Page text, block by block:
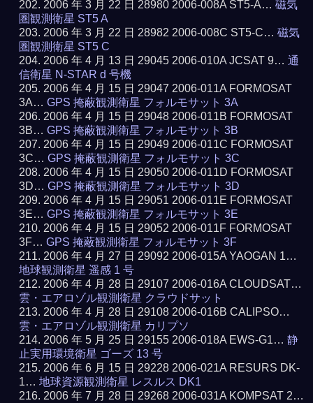
2006 年 3 月 22 日 28980 2006-008A ST5-A…磁気
圏観測衛星 ST5 A
2006 年 3 月 22 日 28982 2006-008C ST5-C…磁気
圏観測衛星 ST5 C
2006 年 4 月 13 日 29045 2006-010A JCSAT 9…通
信衛星 N-STAR d 号機
2006 年 4 月 15 日 29047 2006-011A FORMOSAT
3A…GPS 掩蔽観測衛星 フォルモサット 3A
2006 年 4 月 15 日 29048 2006-011B FORMOSAT
3B…GPS 掩蔽観測衛星 フォルモサット 3B
2006 年 4 月 15 日 29049 2006-011C FORMOSAT
3C…GPS 掩蔽観測衛星 フォルモサット 3C
2006 年 4 月 15 日 29050 2006-011D FORMOSAT
3D…GPS 掩蔽観測衛星 フォルモサット 3D
2006 年 4 月 15 日 29051 2006-011E FORMOSAT
3E…GPS 掩蔽観測衛星 フォルモサット 3E
2006 年 4 月 15 日 29052 2006-011F FORMOSAT
3F…GPS 掩蔽観測衛星 フォルモサット 3F
2006 年 4 月 27 日 29092 2006-015A YAOGAN 1…
地球観測衛星 遥感 1 号
2006 年 4 月 28 日 29107 2006-016A CLOUDSAT…
雲・エアロゾル観測衛星 クラウドサット
2006 年 4 月 28 日 29108 2006-016B CALIPSO…
雲・エアロゾル観測衛星 カリプソ
2006 年 5 月 25 日 29155 2006-018A EWS-G1…静
止実用環境衛星 ゴーズ 13 号
2006 年 6 月 15 日 29228 2006-021A RESURS DK-
1…地球資源観測衛星 レスルス DK1
2006 年 7 月 28 日 29268 2006-031A KOMPSAT 2…